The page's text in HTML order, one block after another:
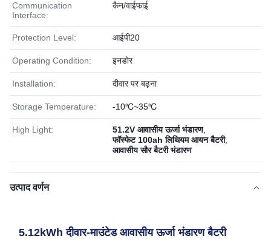
Communication
Interface:
कैन/वाईफाई
Protection Level: आईपी20
Operating Condition: इनडोर
Installation: दीवार पर बढ़ना
Storage Temperature: -10℃~35℃
High Light: 51.2V आवासीय ऊर्जा भंडारण,
फॉस्फेट 100ah लिथियम आयन बैटरी,
आवासीय सौर बैटरी भंडारण
उत्पाद वर्णन
5.12kWh दीवार-माउंटेड आवासीय ऊर्जा भंडारण बैटरी